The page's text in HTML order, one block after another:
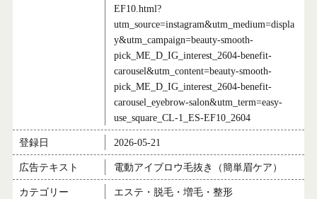
EF10.html?
utm_source=instagram&utm_medium=displa
y&utm_campaign=beauty-smooth-
pick_ME_D_IG_interest_2604-benefit-
carousel&utm_content=beauty-smooth-
pick_ME_D_IG_interest_2604-benefit-
carousel_eyebrow-salon&utm_term=easy-
use_square_CL-1_ES-EF10_2604
登録日 2026-05-21
広告テキスト 電動アイブロウ毛抜き（簡単眉ケア）
カテゴリー エステ・脱毛・増毛・整形